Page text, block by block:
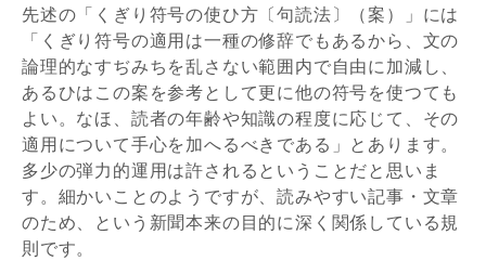
先述の「くぎり符号の使ひ方〔句読法〕（案）」には
「くぎり符号の適用は一種の修辞でもあるから、文の
論理的なすぢみちを乱さない範囲内で自由に加減し、
あるひはこの案を参考として更に他の符号を使つても
よい。なほ、読者の年齢や知識の程度に応じて、その
適用について手心を加へるべきである」とあります。
多少の弾力的運用は許されるということだと思いま
す。細かいことのようですが、読みやすい記事・文章
のため、という新聞本来の目的に深く関係している規
則です。